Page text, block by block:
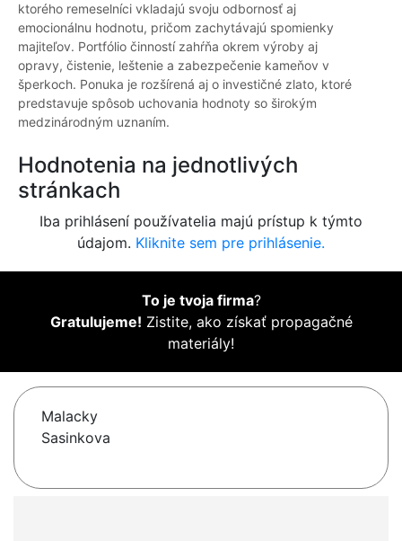
ktorého remeselníci vkladajú svoju odbornosť aj
emocionálnu hodnotu, pričom zachytávajú spomienky
majiteľov. Portfólio činností zahŕňa okrem výroby aj
opravy, čistenie, leštenie a zabezpečenie kameňov v
šperkoch. Ponuka je rozšírená aj o investičné zlato, ktoré
predstavuje spôsob uchovania hodnoty so širokým
medzinárodným uznaním.
Hodnotenia na jednotlivých
stránkach
Iba prihlásení používatelia majú prístup k týmto
údajom. Kliknite sem pre prihlásenie.
To je tvoja firma?
Gratulujeme! Zistite, ako získať propagačné
materiály!
Malacky
Sasinkova